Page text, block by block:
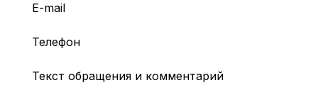
E-mail
Телефон
Текст обращения и комментарий